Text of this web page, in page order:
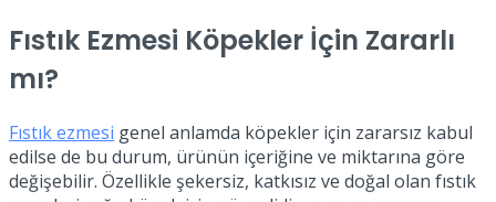
Fıstık Ezmesi Köpekler İçin Zararlı
mı?
Fıstık ezmesi genel anlamda köpekler için zararsız kabul
edilse de bu durum, ürünün içeriğine ve miktarına göre
değişebilir. Özellikle şekersiz, katkısız ve doğal olan fıstık